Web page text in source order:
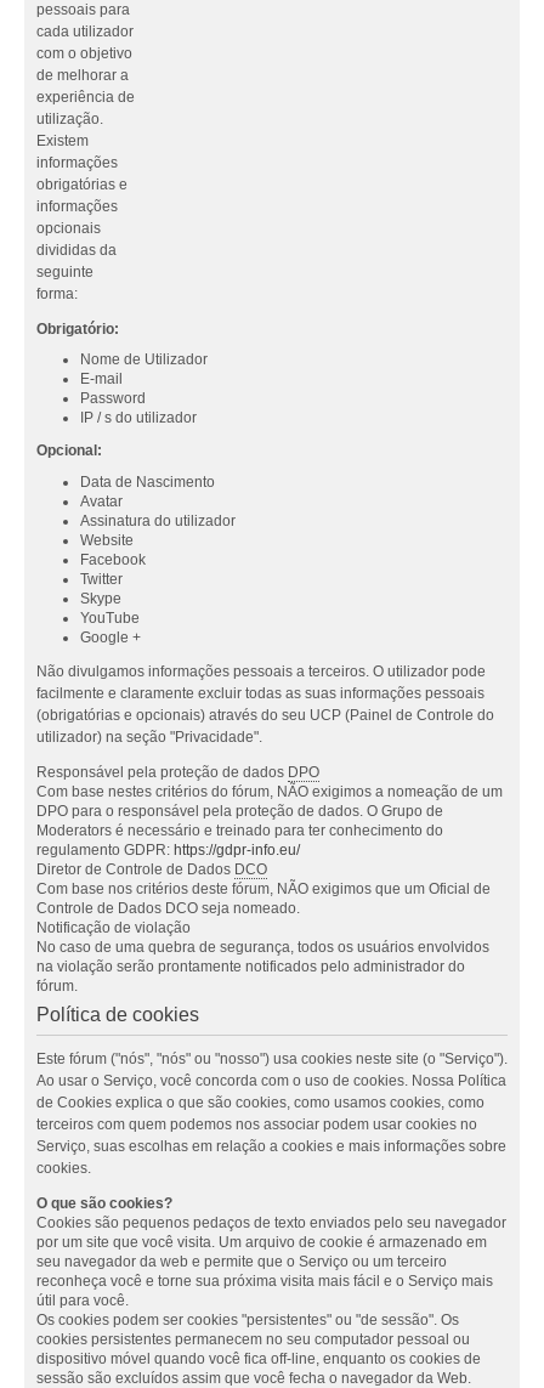
pessoais para
cada utilizador
com o objetivo
de melhorar a
experiência de
utilização.
Existem
informações
obrigatórias e
informações
opcionais
divididas da
seguinte
forma:
Obrigatório:
Nome de Utilizador
E-mail
Password
IP / s do utilizador
Opcional:
Data de Nascimento
Avatar
Assinatura do utilizador
Website
Facebook
Twitter
Skype
YouTube
Google +
Não divulgamos informações pessoais a terceiros. O utilizador pode
facilmente e claramente excluir todas as suas informações pessoais
(obrigatórias e opcionais) através do seu UCP (Painel de Controle do
utilizador) na seção "Privacidade".
Responsável pela proteção de dados DPO
Com base nestes critérios do fórum, NÃO exigimos a nomeação de um
DPO para o responsável pela proteção de dados. O Grupo de
Moderators é necessário e treinado para ter conhecimento do
regulamento GDPR: https://gdpr-info.eu/
Diretor de Controle de Dados DCO
Com base nos critérios deste fórum, NÃO exigimos que um Oficial de
Controle de Dados DCO seja nomeado.
Notificação de violação
No caso de uma quebra de segurança, todos os usuários envolvidos
na violação serão prontamente notificados pelo administrador do
fórum.
Política de cookies
Este fórum ("nós", "nós" ou "nosso") usa cookies neste site (o "Serviço").
Ao usar o Serviço, você concorda com o uso de cookies. Nossa Política
de Cookies explica o que são cookies, como usamos cookies, como
terceiros com quem podemos nos associar podem usar cookies no
Serviço, suas escolhas em relação a cookies e mais informações sobre
cookies.
O que são cookies?
Cookies são pequenos pedaços de texto enviados pelo seu navegador
por um site que você visita. Um arquivo de cookie é armazenado em
seu navegador da web e permite que o Serviço ou um terceiro
reconheça você e torne sua próxima visita mais fácil e o Serviço mais
útil para você.
Os cookies podem ser cookies "persistentes" ou "de sessão". Os
cookies persistentes permanecem no seu computador pessoal ou
dispositivo móvel quando você fica off-line, enquanto os cookies de
sessão são excluídos assim que você fecha o navegador da Web.